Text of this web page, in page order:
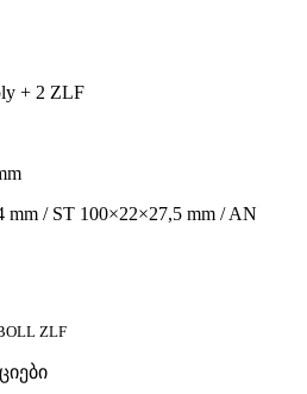
+ 2 ZLF
mm / ST 100×22×27,5 mm / AN
ZLF